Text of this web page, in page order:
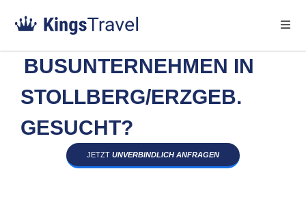
BUSUNTERNEHMEN IN
STOLLBERG/ERZGEB.
GESUCHT?
JETZT UNVERBINDLICH ANFRAGEN